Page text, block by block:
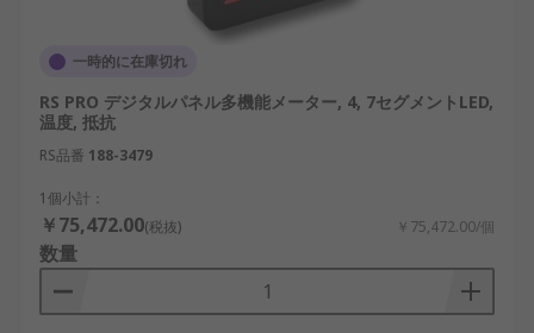
一時的に在庫切れ
RS PRO デジタルパネル多機能メーター, 4, 7セグメントLED,
温度, 抵抗
RS品番 188-3479
1個小計：
￥75,472.00(税抜) ￥75,472.00/個
数量